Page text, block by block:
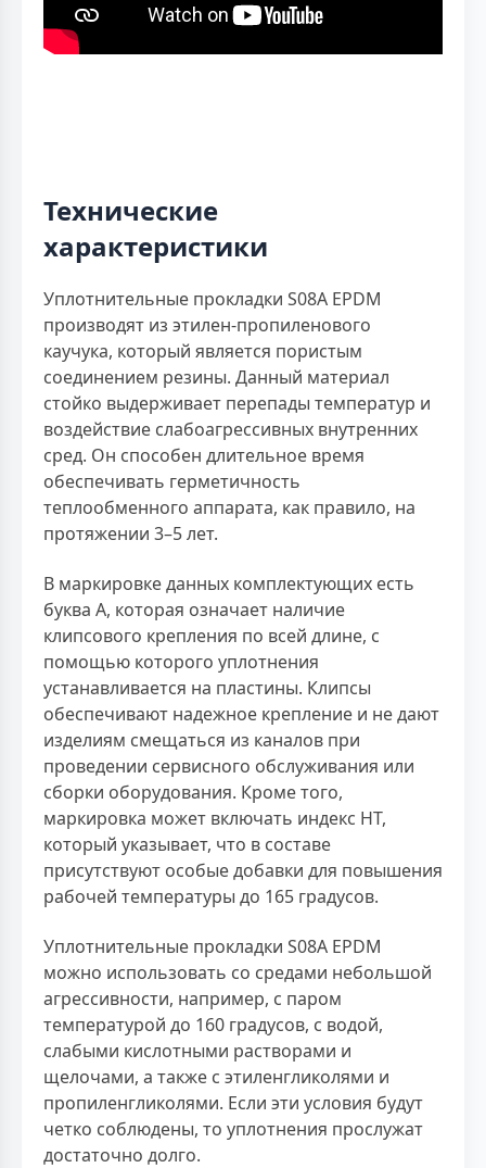
Технические
характеристики
Уплотнительные прокладки S08A EPDM
производят из этилен-пропиленового
каучука, который является пористым
соединением резины. Данный материал
стойко выдерживает перепады температур и
воздействие слабоагрессивных внутренних
сред. Он способен длительное время
обеспечивать герметичность
теплообменного аппарата, как правило, на
протяжении 3–5 лет.
В маркировке данных комплектующих есть
буква A, которая означает наличие
клипсового крепления по всей длине, с
помощью которого уплотнения
устанавливается на пластины. Клипсы
обеспечивают надежное крепление и не дают
изделиям смещаться из каналов при
проведении сервисного обслуживания или
сборки оборудования. Кроме того,
маркировка может включать индекс HT,
который указывает, что в составе
присутствуют особые добавки для повышения
рабочей температуры до 165 градусов.
Уплотнительные прокладки S08A EPDM
можно использовать со средами небольшой
агрессивности, например, с паром
температурой до 160 градусов, с водой,
слабыми кислотными растворами и
щелочами, а также с этиленгликолями и
пропиленгликолями. Если эти условия будут
четко соблюдены, то уплотнения прослужат
достаточно долго.